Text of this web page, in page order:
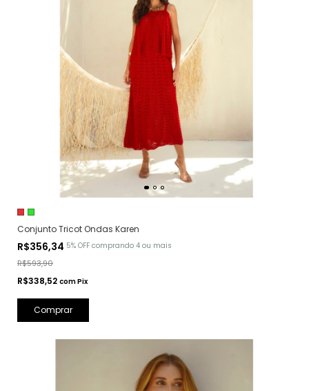
Conjunto Tricot Ondas Karen
R$356,34 5% OFF comprando 4 ou mais
R$593,90
R$338,52 comPix
Comprar